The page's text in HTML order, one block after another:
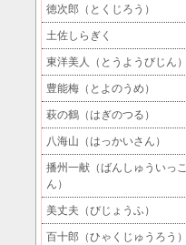
徳次郎（とくじろう）
土佐しらぎく
東洋美人（とうようびじん）
豊能梅（とよのうめ）
萩の鶴（はぎのつる）
八海山（はっかいさん）
播州一献（ばんしゅういっこ
ん）
美丈夫（びじょうふ）
百十郎（ひゃくじゅうろう）